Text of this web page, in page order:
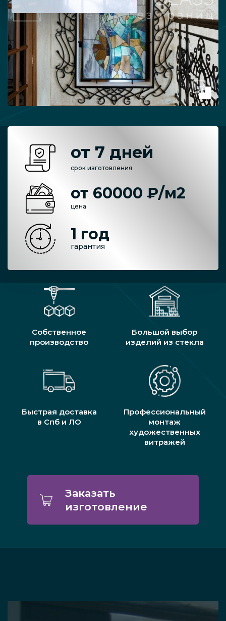
от 7 дней
срок изготовления
от 60000 ₽/м2
цена
1 год
гарантия
Собственное
производство
Большой выбор
изделий из стекла
Быстрая доставка
в Спб и ЛО
Профессиональный
монтаж
художественных
витражей
Заказать
изготовление